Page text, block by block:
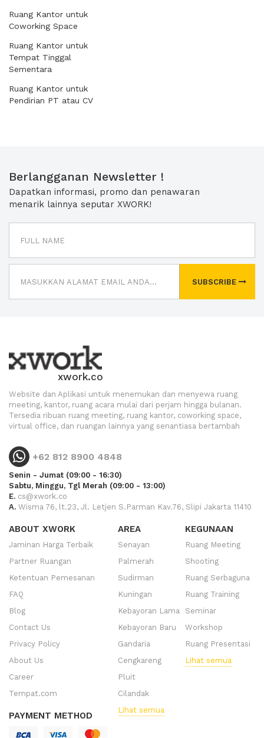
Ruang Kantor untuk
Coworking Space
Ruang Kantor untuk
Tempat Tinggal
Sementara
Ruang Kantor untuk
Pendirian PT atau CV
Berlangganan Newsletter !
Dapatkan informasi, promo dan penawaran
menarik lainnya seputar XWORK!
SUBSCRIBE
xwork.co
Website dan Aplikasi untuk menemukan dan menyewa ruang
meeting, kantor, ruang acara mulai dari perjam hingga bulanan.
Tersedia ribuan ruang meeting, ruang kantor, coworking space,
virtual office, dan ruangan lainnya yang senantiasa bertambah
+62 812 8900 4848
Senin - Jumat (09:00 - 16:30)
Sabtu, Minggu, Tgl Merah (09:00 - 13:00)
E. cs@xwork.co
A. Wisma 76, lt.23, Jl. Letjen S.Parman Kav.76, Slipi Jakarta 11410
ABOUT XWORK
Jaminan Harga Terbaik
Partner Ruangan
Ketentuan Pemesanan
FAQ
Blog
Contact Us
Privacy Policy
About Us
Career
Tempat.com
PAYMENT METHOD
AREA
Senayan
Palmerah
Sudirman
Kuningan
Kebayoran Lama
Kebayoran Baru
Gandaria
Cengkareng
Pluit
Cilandak
Lihat semua
KEGUNAAN
Ruang Meeting
Shooting
Ruang Serbaguna
Ruang Training
Seminar
Workshop
Ruang Presentasi
Lihat semua